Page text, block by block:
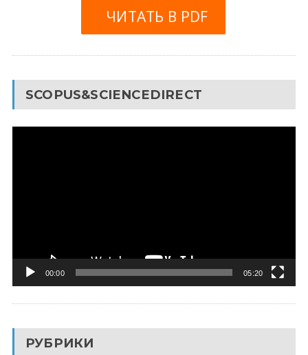
ЧИТАТЬ В PDF
SCOPUS&SCIENCEDIRECT
00:00 05:20
РУБРИКИ